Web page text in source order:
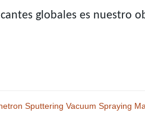
globales es nuestro
Sputtering Vacuum Spraying